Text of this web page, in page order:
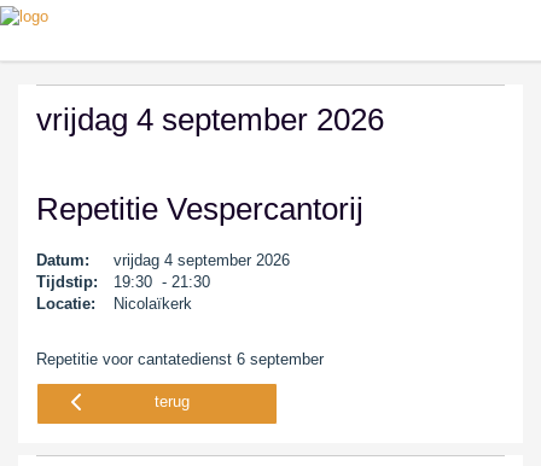
vrijdag 4 september 2026
Repetitie Vespercantorij
Datum:
vrijdag 4 september 2026
Tijdstip:
19:30 - 21:30
Locatie:
Nicolaïkerk
Repetitie voor cantatedienst 6 september
terug